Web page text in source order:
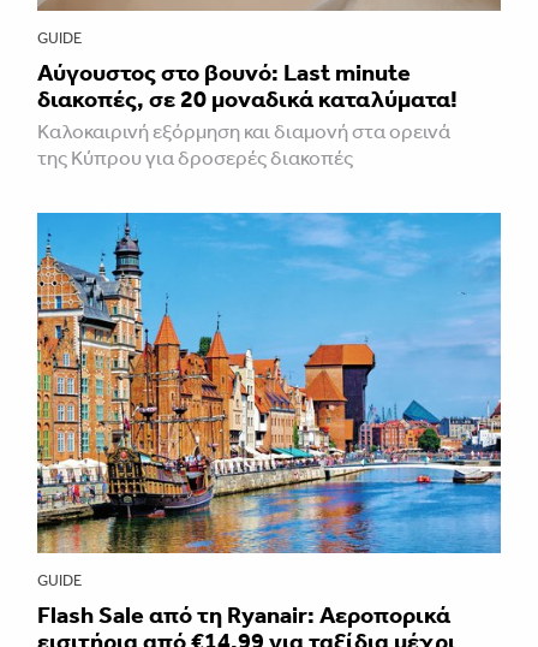
GUIDE
Aύγουστος στο βουνό: Last minute
διακοπές, σε 20 μοναδικά καταλύματα!
Καλοκαιρινή εξόρμηση και διαμονή στα ορεινά
της Κύπρου για δροσερές διακοπές
GUIDE
Flash Sale από τη Ryanair: Αεροπορικά